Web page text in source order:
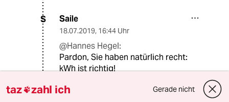
S Saile
18.07.2019, 16:44 Uhr
@Hannes Hegel:
Pardon, Sie haben natürlich recht:
kWh ist richtig!
taz zahl ich Gerade nicht